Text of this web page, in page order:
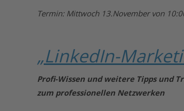
Termin: Mittwoch 13.November von
„LinkedIn-Marketi
Profi-Wissen und weitere Tipps und
zum professionellen Netzwerken